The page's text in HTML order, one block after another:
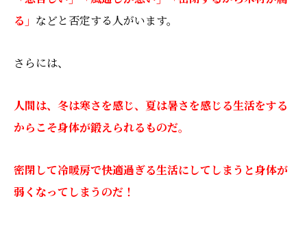
る」 などと否定する人がいます。
さらには、
人間は、冬は寒さを感じ、夏は暑さを感じる生活をする
からこそ身体が鍛えられるものだ。
密閉して冷暖房で快適過ぎる生活にしてしまうと身体が
弱くなってしまうのだ！